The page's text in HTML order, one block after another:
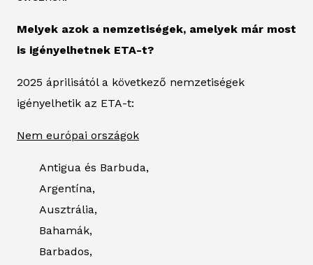
Melyek azok a nemzetiségek, amelyek már most
is igényelhetnek ETA-t?
2025 áprilisától a következő nemzetiségek
igényelhetik az ETA-t:
Nem európai országok
Antigua és Barbuda,
Argentína,
Ausztrália,
Bahamák,
Barbados,